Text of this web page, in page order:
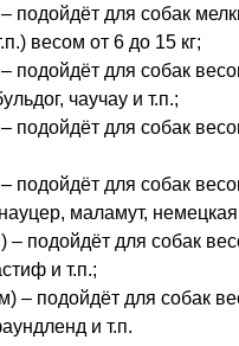
подойдёт для собак
весом от 6 до 15 кг;
подойдёт для собак
чаучау и т.п.;
подойдёт для собак
подойдёт для собак
маламут,
– подойдёт для собак
и т.п.;
– подойдёт для собак
и т.п.